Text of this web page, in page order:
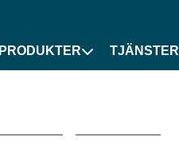
PRODUKTER
TJÄNSTER